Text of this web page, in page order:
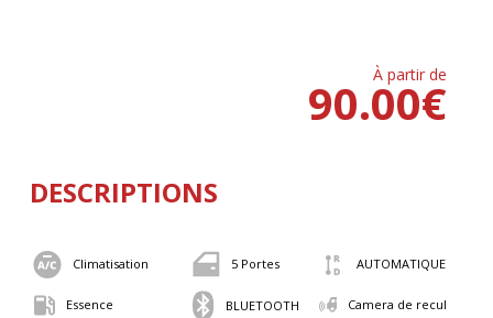
À partir de
€
90.00
DESCRIPTIONS
Climatisation 5 Portes AUTOMATIQUE
Essence BLUETOOTH Camera de recul